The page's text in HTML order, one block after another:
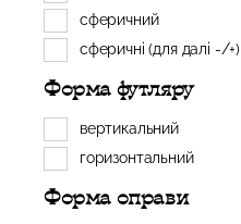
сферичний
сферичні (для далі -/+)
Форма футляру
вертикальний
горизонтальний
Форма оправи